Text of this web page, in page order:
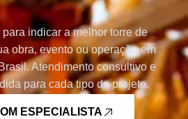
indicar a melhor torre de
obra, evento ou operação em
Atendimento consultivo e
para cada tipo de projeto.
ESPECIALISTA